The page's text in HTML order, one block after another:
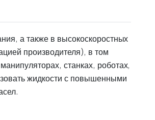
а также в высокоскоростных
производителя), в том
станках, роботах,
жидкости с повышенными